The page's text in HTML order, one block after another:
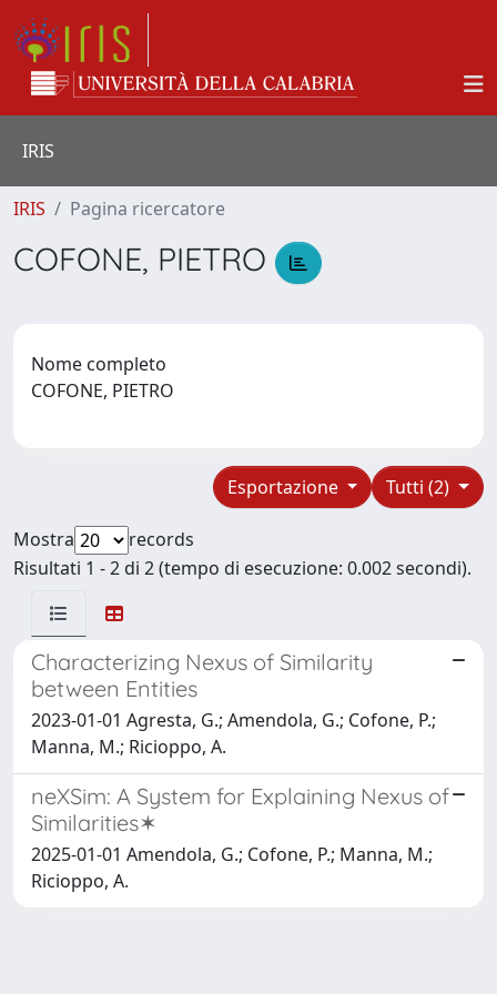
IRIS
IRIS Pagina ricercatore
COFONE, PIETRO
Nome completo
COFONE, PIETRO
Tutti (2)
Esportazione
Mostra
records
Risultati 1 - 2 di 2 (tempo di esecuzione: 0.002 secondi).
Characterizing Nexus of Similarity
between Entities
2023-01-01 Agresta, G.; Amendola, G.; Cofone, P.;
Manna, M.; Ricioppo, A.
neXSim: A System for Explaining Nexus of
Similarities✶
2025-01-01 Amendola, G.; Cofone, P.; Manna, M.;
Ricioppo, A.